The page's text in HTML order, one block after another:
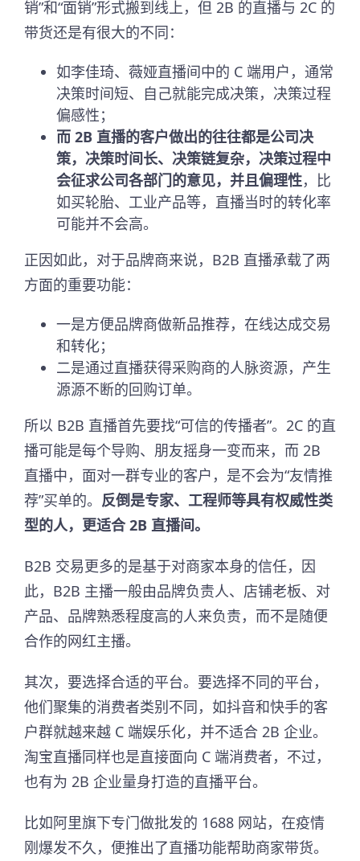
销”和“面销”形式搬到线上，但 2B 的直播与 2C 的
带货还是有很大的不同：
如李佳琦、薇娅直播间中的 C 端用户，通常
决策时间短、自己就能完成决策，决策过程
偏感性；
而 2B 直播的客户做出的往往都是公司决
策，决策时间长、决策链复杂，决策过程中
会征求公司各部门的意见，并且偏理性，比
如买轮胎、工业产品等，直播当时的转化率
可能并不会高。
正因如此，对于品牌商来说，B2B 直播承载了两
方面的重要功能：
一是方便品牌商做新品推荐，在线达成交易
和转化；
二是通过直播获得采购商的人脉资源，产生
源源不断的回购订单。
所以 B2B 直播首先要找“可信的传播者”。2C 的直
播可能是每个导购、朋友摇身一变而来，而 2B
直播中，面对一群专业的客户，是不会为“友情推
荐”买单的。 反倒是专家、工程师等具有权威性类
型的人，更适合 2B 直播间。
B2B 交易更多的是基于对商家本身的信任，因
此，B2B 主播一般由品牌负责人、店铺老板、对
产品、品牌熟悉程度高的人来负责，而不是随便
合作的网红主播。
其次，要选择合适的平台。要选择不同的平台，
他们聚集的消费者类别不同，如抖音和快手的客
户群就越来越 C 端娱乐化，并不适合 2B 企业。
淘宝直播同样也是直接面向 C 端消费者，不过，
也有为 2B 企业量身打造的直播平台。
比如阿里旗下专门做批发的 1688 网站，在疫情
刚爆发不久，便推出了直播功能帮助商家带货。